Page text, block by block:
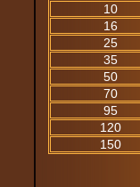
10
16
25
35
50
70
95
120
150